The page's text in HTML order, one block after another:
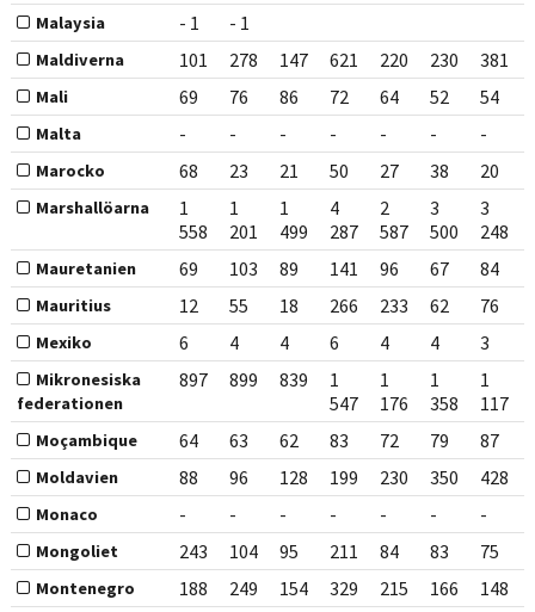
Malaysia - 1 - 1
Maldiverna 101 278 147 621 220 230 381
Mali 69 76 86 72 64 52 54
Malta - - - - - - -
Marocko 68 23 21 50 27 38 20
Marshallöarna
1
558
1
201
1
499
4
287
2
587
3
500
3
248
Mauretanien 69 103 89 141 96 67 84
Mauritius 12 55 18 266 233 62 76
Mexiko 6 4 4 6 4 4 3
Mikronesiska
federationen
897 899 839
1
547
1
176
1
358
1
117
Moçambique 64 63 62 83 72 79 87
Moldavien 88 96 128 199 230 350 428
Monaco - - - - - - -
Mongoliet 243 104 95 211 84 83 75
Montenegro 188 249 154 329 215 166 148